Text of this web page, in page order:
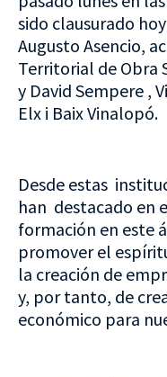
sido clausurado
Augusto Asencio,
Territorial de Obra
y David Sempere ,
Elx i Baix Vinalopó.
Desde estas
han destacado en
formación en este
promover el
la creación de
y, por tanto, de
económico para